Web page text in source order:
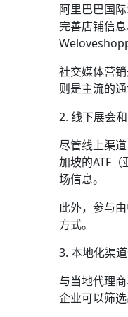
阿里巴巴国
完善店铺信
社交媒体营
则是主流的
2. 线下展会
尽管线上渠
加坡的ATF
场信息。
此外，参与
方式。
3. 本地化渠
与当地代理
企业可以筛